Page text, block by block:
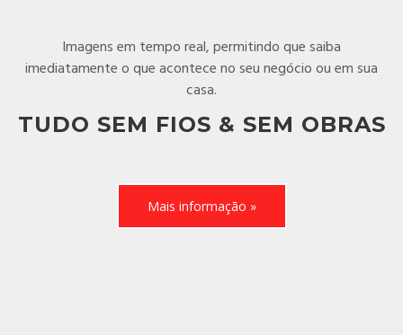
Imagens em tempo real, permitindo que saiba
imediatamente o que acontece no seu negócio ou em sua
casa.
TUDO SEM FIOS & SEM OBRAS
Mais informação »